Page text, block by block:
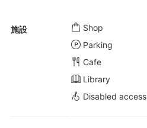
施設
Shop
Parking
Cafe
Library
Disabled access